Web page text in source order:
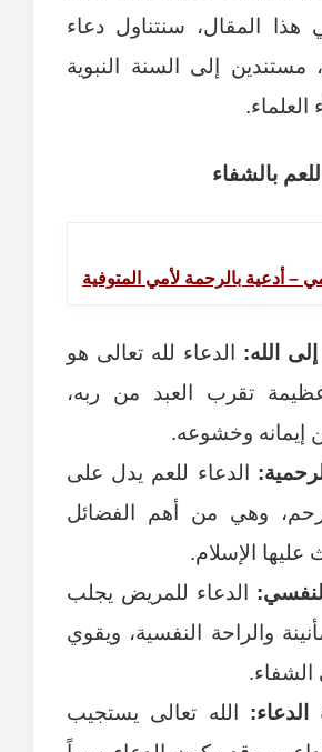
المقال، سنتناول دعاء
مستندين إلى السنة النبوية
العلماء.
بالشفاء
– أدعية بالرحمة لأمي المتوفية
الله: الدعاء لله تعالى هو
تقرب العبد من ربه،
إيمانه وخشوعه.
الدعاء للعم يدل على
وهي من أهم الفضائل
عليها الإسلام.
النفسي: الدعاء للمريض يجلب
والراحة النفسية، ويقوي
الشفاء.
الدعاء: الله تعالى يستجيب